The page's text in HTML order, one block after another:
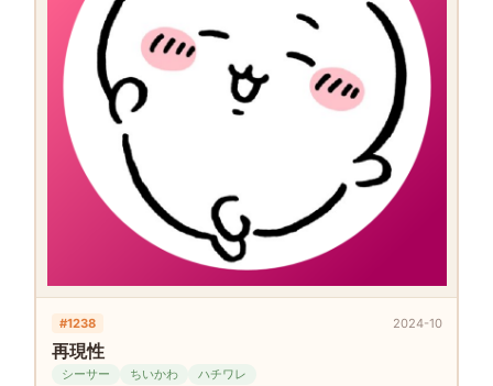
#1238 2024-10
再現性
シーサー ちいかわ ハチワレ